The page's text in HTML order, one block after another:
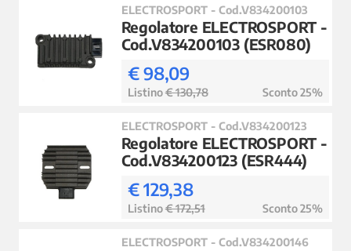
ELECTROSPORT - Cod.V834200103
Regolatore ELECTROSPORT -
Cod.V834200103 (ESR080)
€ 98,09
Listino€ 130,78 Sconto 25%
ELECTROSPORT - Cod.V834200123
Regolatore ELECTROSPORT -
Cod.V834200123 (ESR444)
€ 129,38
Listino€ 172,51 Sconto 25%
ELECTROSPORT - Cod.V834200146